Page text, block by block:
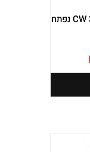
מאוורר תקרה "ANGEL 42 לבן CW 36W נפתח